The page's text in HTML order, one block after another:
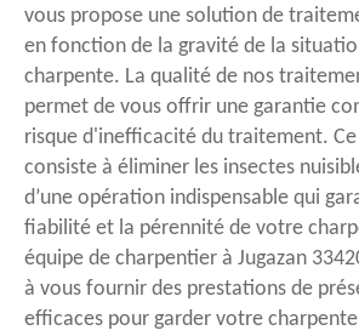
vous propose une solution de
en fonction de la gravité de la
charpente. La qualité de nos
permet de vous offrir une garantie
risque d'inefficacité du traitement.
consiste à éliminer les insectes
d’une opération indispensable qui
fiabilité et la pérennité de votre
équipe de charpentier à Jugazan
à vous fournir des prestations de
efficaces pour garder votre